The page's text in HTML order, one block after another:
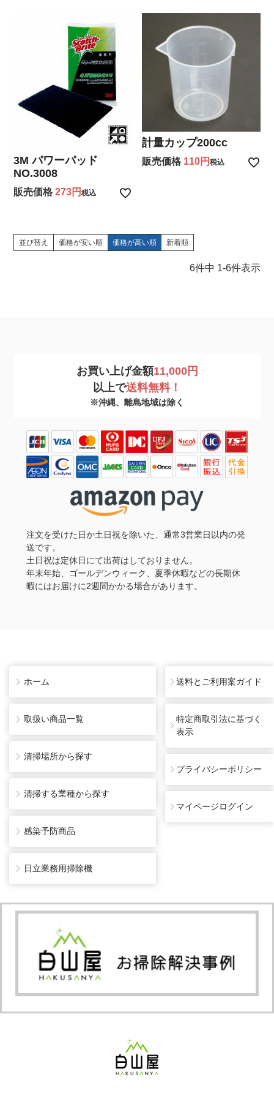
3M パワーパッド
NO.3008
販売価格 273 税込
計量カップ200cc
販売価格 110 税込
並び替え 価格が安い順 価格が高い順 新着順
6件中 1-6件表示
お買い上げ金額11,000円
以上で送料無料！
※沖縄、離島地域は除く
注文を受けた日か土日祝を除いた、通常3営業日以内の発
送です。
土日祝は定休日にて出荷はしておりません。
年末年始、ゴールデンウィーク、夏季休暇などの長期休
暇にはお届けに2週間かかる場合があります。
ホーム
取扱い商品一覧
清掃場所から探す
清掃する業種から探す
感染予防商品
日立業務用掃除機
送料とご利用案ガイド
特定商取引法に基づく
表示
プライバシーポリシー
マイページログイン